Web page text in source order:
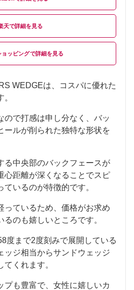
天
ッピング
WEDGEは、コスパに優れた
ので打感は申し分なく、バッ
ールが削られた独特な形状を
る中央部のバックフェースが
心距離が深くなることでスピ
いるのが特徴的です。
っているため、価格がお求め
のも嬉しいところです。
度まで2度刻みで展開している
ッジ相当からサンドウェッジ
てくれます。
プも豊富で、女性に嬉しいカ